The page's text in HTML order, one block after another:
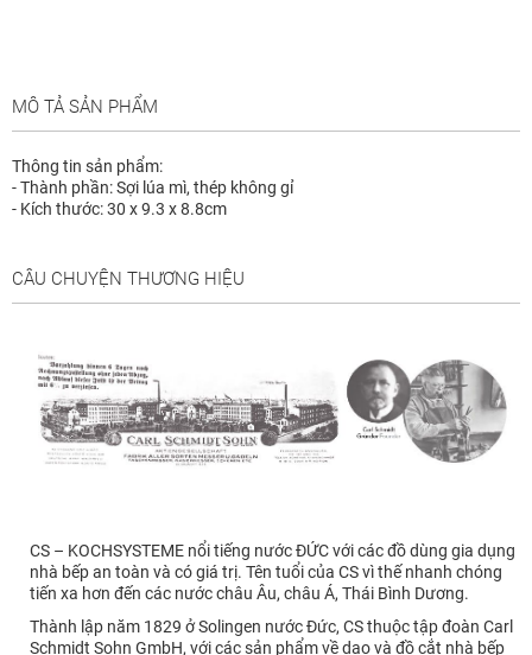
MÔ TẢ SẢN PHẨM
Thông tin sản phẩm:
- Thành phần: Sợi lúa mì, thép không gỉ
- Kích thước: 30 x 9.3 x 8.8cm
CÂU CHUYỆN THƯƠNG HIỆU
CS – KOCHSYSTEME nổi tiếng nước ĐỨC với các đồ dùng gia dụng
nhà bếp an toàn và có giá trị. Tên tuổi của CS vì thế nhanh chóng
tiến xa hơn đến các nước châu Âu, châu Á, Thái Bình Dương.
Thành lập năm 1829 ở Solingen nước Đức, CS thuộc tập đoàn Carl
Schmidt Sohn GmbH, với các sản phẩm về dao và đồ cắt nhà bếp